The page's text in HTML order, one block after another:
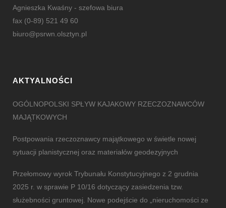
Agnieszka Kwaśny - szefowa biura
fax (0-89) 521 49 60
biuro@psrwn.olsztyn.pl
AKTYALNOŚCI
OGÓLNOPOLSKI SPŁYW KAJAKOWY RZECZOZNAWCÓW
MAJĄTKOWYCH
Postpowania rzeczoznawcy majątkowego w świetle nowej
sytuacji planistycznej oraz materiałów geodezyjnych
Przełomowy wyrok Trybunału Konstytucyjnego z 2 grudnia
2025 r. w sprawie P 10/16 dotyczący zasiedzenia tzw.
służebności gruntowej. Nowe podejście do „nieruchomości ze